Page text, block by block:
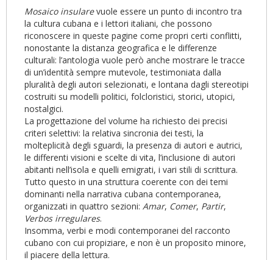
Mosaico insularevuole essere un punto di incontro tra
la cultura cubana e i lettori italiani, che possono
riconoscere in queste pagine come propri certi conflitti,
nonostante la distanza geografica e le differenze
culturali: l’antologia vuole però anche mostrare le tracce
di un’identità sempre mutevole, testimoniata dalla
pluralità degli autori selezionati, e lontana dagli stereotipi
costruiti su modelli politici, folcloristici, storici, utopici,
nostalgici.
La progettazione del volume ha richiesto dei precisi
criteri selettivi: la relativa sincronia dei testi, la
molteplicità degli sguardi, la presenza di autori e autrici,
le differenti visioni e scelte di vita, l’inclusione di autori
abitanti nell’isola e quelli emigrati, i vari stili di scrittura.
Tutto questo in una struttura coerente con dei temi
dominanti nella narrativa cubana contemporanea,
organizzati in quattro sezioni: Amar, Comer, Partir,
Verbos irregulares.
Insomma, verbi e modi contemporanei del racconto
cubano con cui propiziare, e non è un proposito minore,
il piacere della lettura.